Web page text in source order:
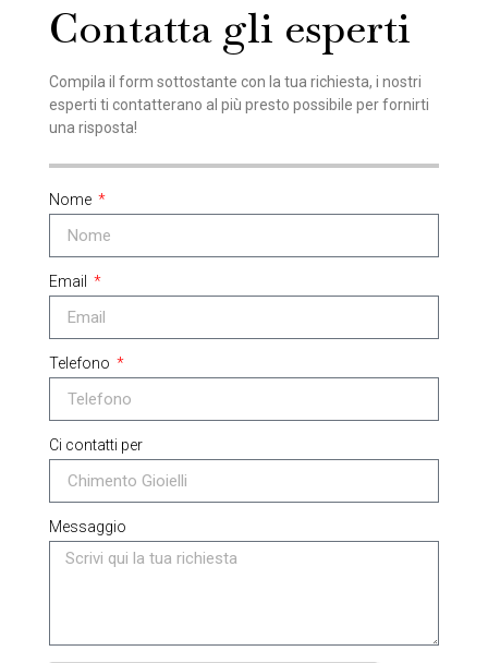
Contatta gli esperti
Compila il form sottostante con la tua richiesta, i nostri
esperti ti contatterano al più presto possibile per fornirti
una risposta!
Nome
Email
Telefono
Ci contatti per
Messaggio